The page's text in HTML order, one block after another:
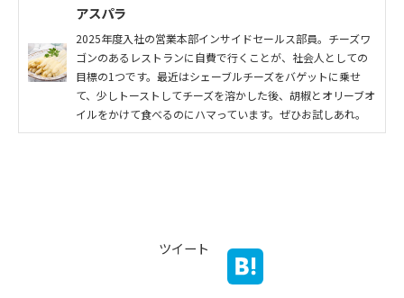
アスパラ
2025年度入社の営業本部インサイドセールス部員。チーズワ
ゴンのあるレストランに自費で行くことが、社会人としての
目標の1つです。最近はシェーブルチーズをバゲットに乗せ
て、少しトーストしてチーズを溶かした後、胡椒とオリーブオ
イルをかけて食べるのにハマっています。ぜひお試しあれ。
ツイート